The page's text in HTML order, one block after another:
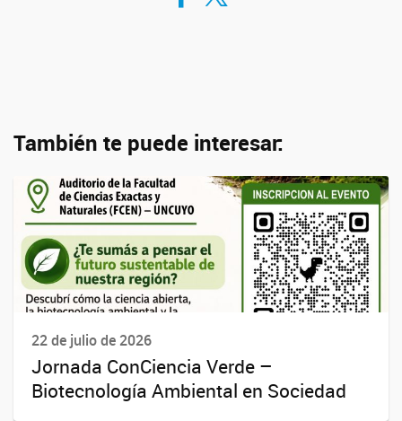
También te puede interesar:
22 de julio de 2026
Jornada ConCiencia Verde –
Biotecnología Ambiental en Sociedad